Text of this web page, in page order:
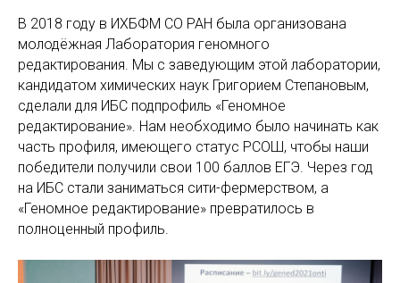
В 2018 году в ИХБФМ СО РАН была организована
молодёжная Лаборатория геномного
редактирования. Мы с заведующим этой лаборатории,
кандидатом химических наук Григорием Степановым,
сделали для ИБС подпрофиль «Геномное
редактирование». Нам необходимо было начинать как
часть профиля, имеющего статус РСОШ, чтобы наши
победители получили свои 100 баллов ЕГЭ. Через год
на ИБС стали заниматься сити-фермерством, а
«Геномное редактирование» превратилось в
полноценный профиль.